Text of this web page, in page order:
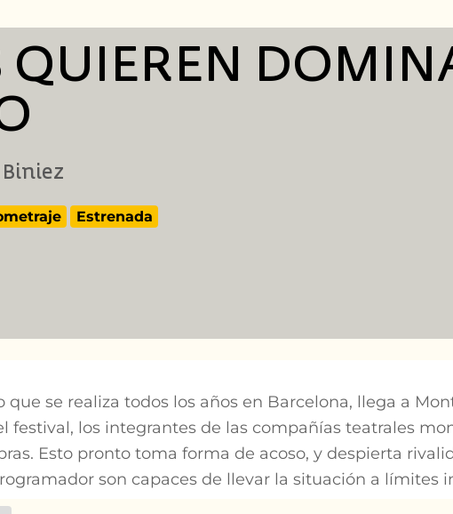
QUIEREN
Estrenada
se realiza todos los años en Barcelona, llega a
festival, los integrantes de las compañías teatrales
Esto pronto toma forma de acoso, y despierta
son capaces de llevar la situación a límites